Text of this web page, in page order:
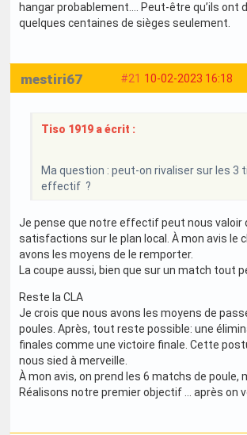
hangar probablement…. Peut-être qu’ils ont
quelques centaines de sièges seulement.
#21 10-02-2023 16:18
mestiri67
Tiso 1919 a écrit :
Ma question : peut-on rivaliser sur les 3
effectif ?
Je pense que notre effectif peut nous valoir
satisfactions sur le plan local. À mon avis le
avons les moyens de le remporter.
La coupe aussi, bien que sur un match tout
Reste la CLA
Je crois que nous avons les moyens de
poules. Après, tout reste possible: une
finales comme une victoire finale. Cette
nous sied à merveille.
À mon avis, on prend les 6 matchs de poule,
Réalisons notre premier objectif … après on